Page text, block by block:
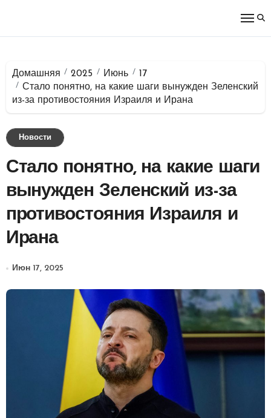
Домашняя 2025 Июнь
17
Стало понятно, на какие шаги вынужден Зеленский
из-за противостояния Израиля и Ирана
Новости
Стало понятно, на какие шаги
вынужден Зеленский из-за
противостояния Израиля и
Ирана
Июн 17, 2025